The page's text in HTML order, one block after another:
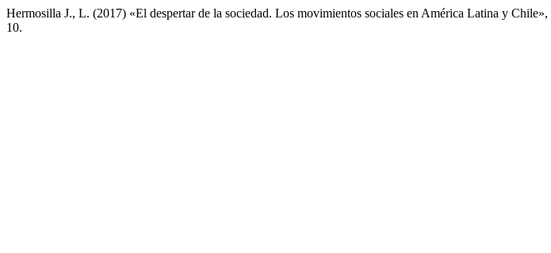
Hermosilla J., L. (2017) «El despertar de la sociedad. Los movimientos sociales en América Latina y Chile»,
10.